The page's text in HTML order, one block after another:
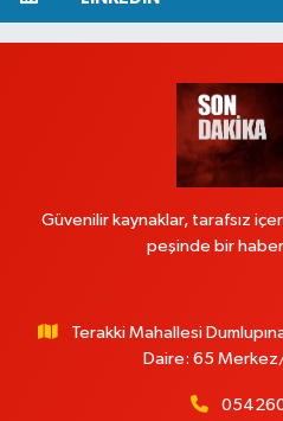
Güvenilir kaynaklar, tarafsız
peşinde bir
Terakki Mahallesi
Daire: 65